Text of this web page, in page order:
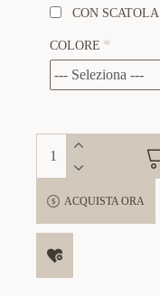
CON SCATOLA
COLORE
ACQUISTA ORA